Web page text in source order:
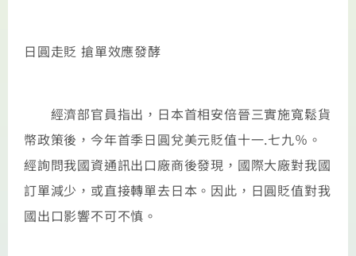
日圓走貶 搶單效應發酵
經濟部官員指出，日本首相安倍晉三實施寬鬆貨
幣政策後，今年首季日圓兌美元貶值十一.七九％。
經詢問我國資通訊出口廠商後發現，國際大廠對我國
訂單減少，或直接轉單去日本。因此，日圓貶值對我
國出口影響不可不慎。